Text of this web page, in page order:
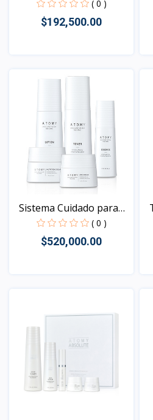
( 0 )
$192,500.00
Sistema Cuidado para
( 0 )
$520,000.00